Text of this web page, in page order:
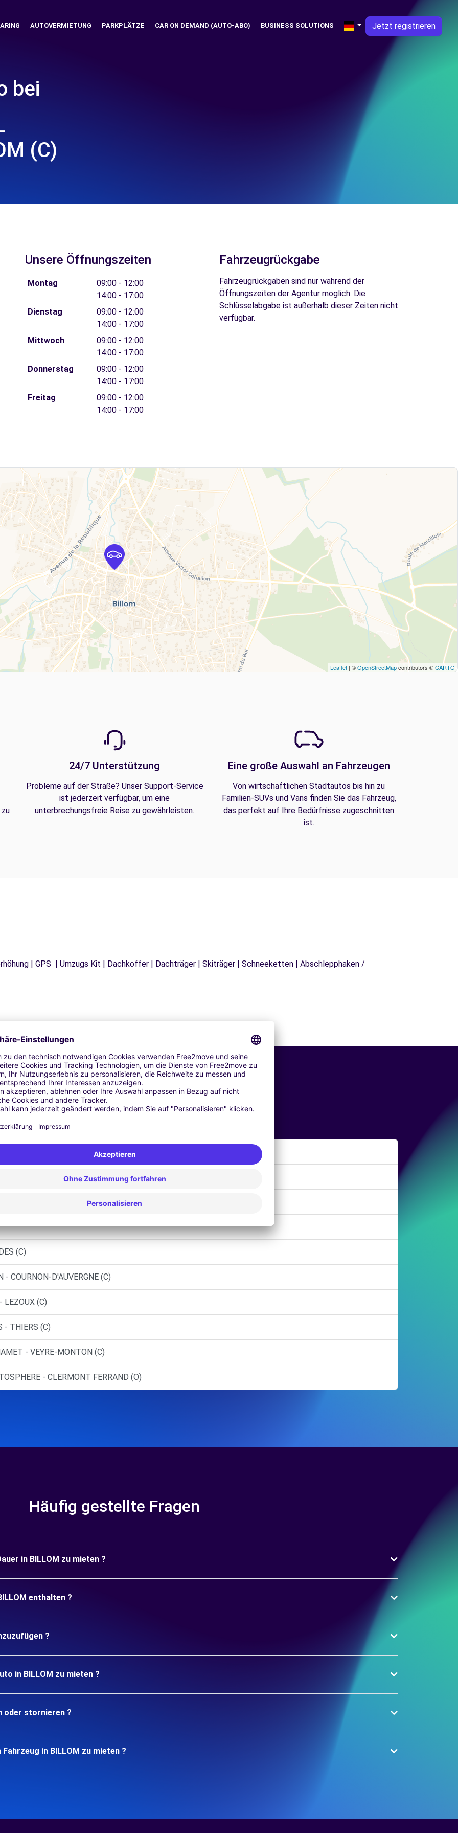
AUTOVERMIETUNG PARKPLÄTZE CAR ON DEMAND (AUTO-ABO) BUSINESS SOLUTIONS Jetzt registrieren
bei
(C)
Unsere Öffnungszeiten
Montag
09:00 - 12:00
14:00 - 17:00
Dienstag
09:00 - 12:00
14:00 - 17:00
Mittwoch
09:00 - 12:00
14:00 - 17:00
Donnerstag
09:00 - 12:00
14:00 - 17:00
Freitag
09:00 - 12:00
14:00 - 17:00
Fahrzeugrückgabe
Fahrzeugrückgaben sind nur während der
Öffnungszeiten der Agentur möglich. Die
Schlüsselabgabe ist außerhalb dieser Zeiten nicht
verfügbar.
Leaflet | ©OpenStreetMapcontributors ©CARTO
24/7 Unterstützung
Probleme auf der Straße? Unser Support-Service
ist jederzeit verfügbar, um eine
unterbrechungsfreie Reise zu gewährleisten.
Eine große Auswahl an Fahrzeugen
Von wirtschaftlichen Stadtautos bis hin zu
Familien-SUVs und Vans finden Sie das Fahrzeug,
das perfekt auf Ihre Bedürfnisse zugeschnitten
ist.
| GPS | Umzugs Kit | Dachkoffer | Dachträger | Skiträger | Schneeketten | Abschlepphaken /
Ähnliche Agenturen
- CLERMONT FERRAND (C)
- CLERMONT FERRAND (DS)
- CLERMONT FERRAND (P)
(C)
COURNON-D'AUVERGNE (C)
(C)
- THIERS (C)
- VEYRE-MONTON (C)
- CLERMONT FERRAND (O)
Häufig gestellte Fragen
in BILLOM zu mieten ?
enthalten ?
?
in BILLOM zu mieten ?
oder stornieren ?
in BILLOM zu mieten ?